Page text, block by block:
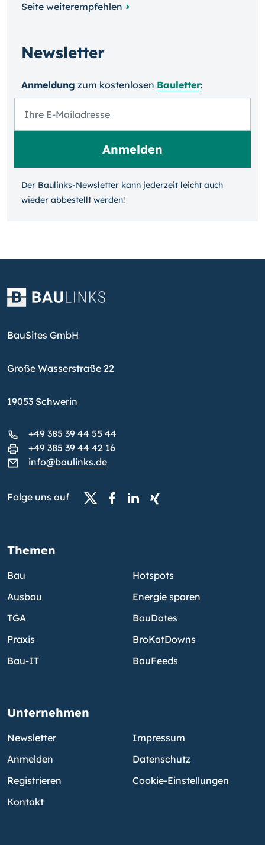
Seite weiterempfehlen
Newsletter
Anmeldung zum kosten­losen Bauletter:
Der Baulinks-Newsletter kann jeder­zeit leicht auch
wieder ab­bestellt werden!
BauSites GmbH
Große Wasserstraße 22
19053 Schwerin
+49 385 39 44 55 44
+49 385 39 44 42 16
info@baulinks.de
Folge uns auf
Themen
Bau
Ausbau
TGA
Praxis
Bau-IT
Hotspots
Energie sparen
BauDates
BroKatDowns
BauFeeds
Unternehmen
Newsletter
Anmelden
Registrieren
Kontakt
Impressum
Datenschutz
Cookie-Einstellungen